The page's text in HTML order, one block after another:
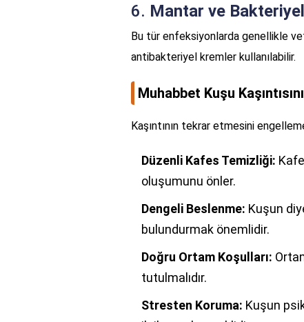
6. Mantar ve
Bu tür enfeksiyonlarda genellikle
antibakteriyel kremler kullanılabilir.
Muhabbet Kuşu
Kaşıntının tekrar etmesini
Düzenli Kafes Temizliği:
oluşumunu önler.
Dengeli Beslenme: Kuşun
bulundurmak önemlidir.
Doğru Ortam Koşulları:
tutulmalıdır.
Stresten Koruma: Kuşun